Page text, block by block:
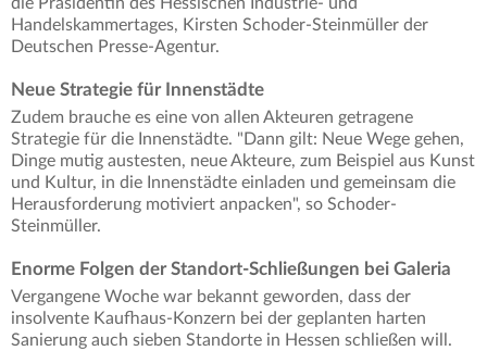
Handelskammertages, Kirsten Schoder-Steinmüller der
Deutschen Presse-Agentur.
Neue Strategie für Innenstädte
Zudem brauche es eine von allen Akteuren getragene
Strategie für die Innenstädte. "Dann gilt: Neue Wege gehen,
Dinge mutig austesten, neue Akteure, zum Beispiel aus Kunst
und Kultur, in die Innenstädte einladen und gemeinsam die
Herausforderung motiviert anpacken", so Schoder-
Steinmüller.
Enorme Folgen der Standort-Schließungen bei Galeria
Vergangene Woche war bekannt geworden, dass der
insolvente Kaufhaus-Konzern bei der geplanten harten
Sanierung auch sieben Standorte in Hessen schließen will.